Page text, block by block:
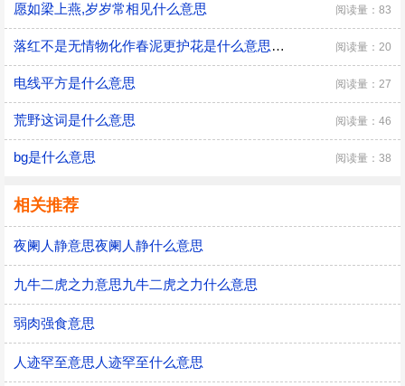
愿如梁上燕,岁岁常相见什么意思 阅读量：83
落红不是无情物化作春泥更护花是什么意思落红不是无情物化作春泥更护花是什么意思呢 阅读量：20
电线平方是什么意思 阅读量：27
荒野这词是什么意思 阅读量：46
bg是什么意思 阅读量：38
相关推荐
夜阑人静意思夜阑人静什么意思
九牛二虎之力意思九牛二虎之力什么意思
弱肉强食意思
人迹罕至意思人迹罕至什么意思